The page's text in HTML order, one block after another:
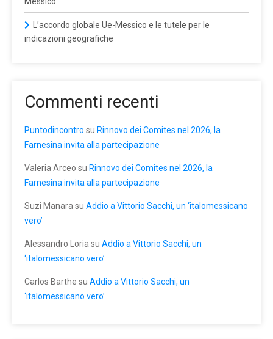
L’accordo globale Ue-Messico e le tutele per le
indicazioni geografiche
Commenti recenti
Puntodincontro su Rinnovo dei Comites nel 2026, la
Farnesina invita alla partecipazione
Valeria Arceo su Rinnovo dei Comites nel 2026, la
Farnesina invita alla partecipazione
Suzi Manara su Addio a Vittorio Sacchi, un ‘italomessicano
vero’
Alessandro Loria su Addio a Vittorio Sacchi, un
‘italomessicano vero’
Carlos Barthe su Addio a Vittorio Sacchi, un
‘italomessicano vero’